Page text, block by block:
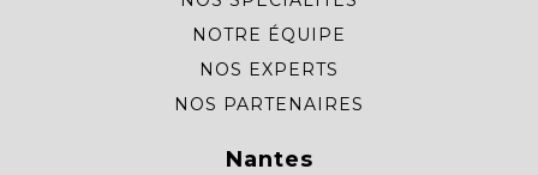
NOTRE ÉQUIPE
NOS EXPERTS
NOS PARTENAIRES
Nantes